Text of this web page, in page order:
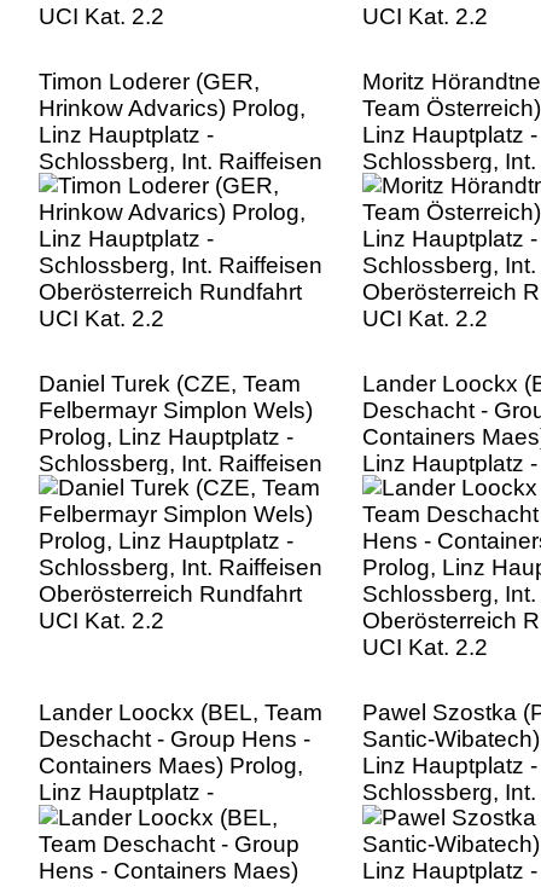
Timon Loderer (GER,
Hrinkow Advarics) Prolog,
Linz Hauptplatz -
Schlossberg, Int. Raiffeisen
Oberösterreich Rundfahrt
UCI Kat. 2.2
Moritz
Team
Linz Hauptplatz -
Schlossberg,
Oberösterreich
UCI Kat. 2.2
Daniel Turek (CZE, Team
Felbermayr Simplon Wels)
Prolog, Linz Hauptplatz -
Schlossberg, Int. Raiffeisen
Oberösterreich Rundfahrt
UCI Kat. 2.2
Lander Loockx
Deschacht -
Containers
Linz Hauptplatz -
Schlossberg,
Oberösterreich
UCI Kat. 2.2
Lander Loockx (BEL, Team
Deschacht - Group Hens -
Containers Maes) Prolog,
Linz Hauptplatz -
Schlossberg, Int. Raiffeisen
Oberösterreich Rundfahrt
UCI Kat. 2.2
Pawel Szostka
Santic-
Linz Hauptplatz -
Schlossberg,
Oberösterreich
UCI Kat. 2.2